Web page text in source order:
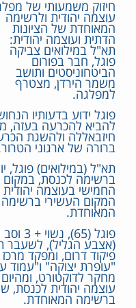
חיזוק משמעותי של
עוצמה יהודית ולרשימה
המאוחדת של הציונות
הדתית ועוצמה יהודית:
תא"ל במילואים צביקה
פוגל, חבר בפורום
הביטחוניסטים ותושב
משמר הירדן, מצטרף
למפלגה.
פוגל ידוע בדעותיו
להביא להכרעה בעזה,
חיזבאללה ולהשגת
ברורה של ארגוני
תא"ל (במילואים) פוגל,
ברשימה לכנסת, במקום
החמישי בעוצמה
המקום העשירי ברשימה
המאוחדת.
פוגל
(אצבע הגליל), לשעבר
פיקוד דרום, ומפקד
"עופרת יצוקה" ו"עמוד
עוצמה יהודית לכנסת,
ברשימה המאוחדת.